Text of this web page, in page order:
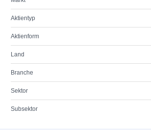
Aktientyp
Aktienform
Land
Branche
Sektor
Subsektor